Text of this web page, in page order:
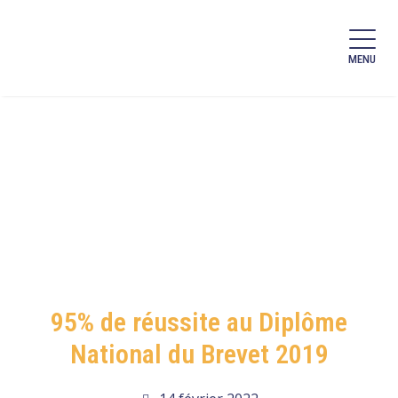
MENU
95% de réussite au Diplôme
National du Brevet 2019